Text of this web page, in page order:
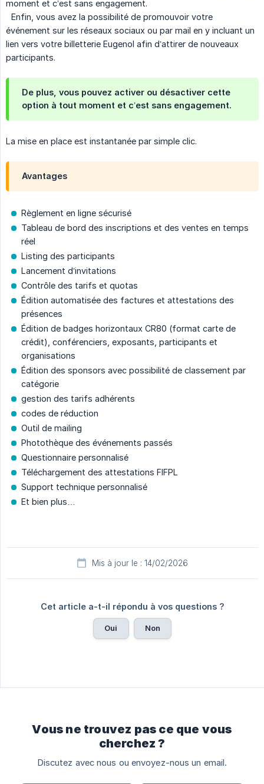
moment et c’est sans engagement.
Enfin, vous avez la possibilité de promouvoir votre
événement sur les réseaux sociaux ou par mail en y incluant un
lien vers votre billetterie Eugenol afin d’attirer de nouveaux
participants.
De plus, vous pouvez activer ou désactiver cette
option à tout moment et c’est sans engagement.
La mise en place est instantanée par simple clic.
Avantages
Règlement en ligne sécurisé
Tableau de bord des inscriptions et des ventes en temps
réel
Listing des participants
Lancement d’invitations
Contrôle des tarifs et quotas
Édition automatisée des factures et attestations des
présences
Édition de badges horizontaux CR80 (format carte de
crédit), conférenciers, exposants, participants et
organisations
Édition des sponsors avec possibilité de classement par
catégorie
gestion des tarifs adhérents
codes de réduction
Outil de mailing
Photothèque des événements passés
Questionnaire personnalisé
Téléchargement des attestations FIFPL
Support technique personnalisé
Et bien plus…
Mis à jour le : 14/02/2026
Cet article a-t-il répondu à vos questions ?
Oui Non
Vous ne trouvez pas ce que vous
cherchez ?
Discutez avec nous ou envoyez-nous un email.